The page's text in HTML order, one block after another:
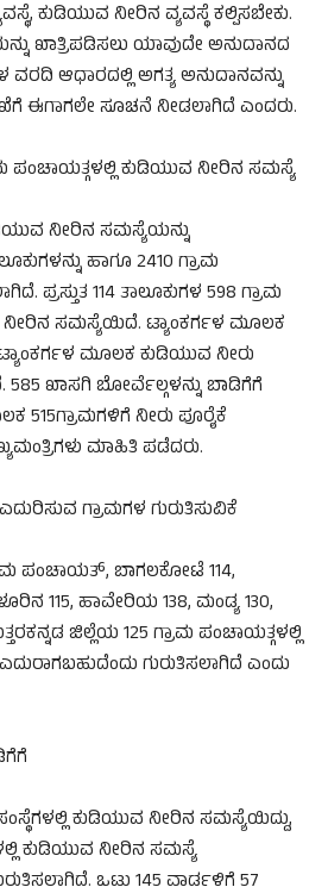
ಕುಡಿಯುವ ನೀರಿನ ವ್ಯವಸ್ಥೆ ಕಲ್ಪಿಸಬೇಕು.
ಖಾತ್ರಿಪಡಿಸಲು ಯಾವುದೇ ಅನುದಾನದ
ವರದಿ ಆಧಾರದಲ್ಲಿ ಅಗತ್ಯ ಅನುದಾನವನ್ನು
ಈಗಾಗಲೇ ಸೂಚನೆ ನೀಡಲಾಗಿದೆ ಎಂದರು.
ಪಂಚಾಯತ್ಗಳಲ್ಲಿ ಕುಡಿಯುವ ನೀರಿನ ಸಮಸ್ಯೆ
ನೀರಿನ ಸಮಸ್ಯೆಯನ್ನು
ಹಾಗೂ 2410 ಗ್ರಾಮ
ಪ್ರಸ್ತುತ 114 ತಾಲೂಕುಗಳ 598 ಗ್ರಾಮ
ನೀರಿನ ಸಮಸ್ಯೆಯಿದೆ. ಟ್ಯಾಂಕರ್ಗಳ ಮೂಲಕ
ಟ್ಯಾಂಕರ್ಗಳ ಮೂಲಕ ಕುಡಿಯುವ ನೀರು
585 ಖಾಸಗಿ ಬೋರ್ವೆಲ್ಗಳನ್ನು ಬಾಡಿಗೆಗೆ
515ಗ್ರಾಮಗಳಿಗೆ ನೀರು ಪೂರೈಕೆ
ಮಾಹಿತಿ ಪಡೆದರು.
ಗ್ರಾಮಗಳ ಗುರುತಿಸುವಿಕೆ
ಪಂಚಾಯತ್, ಬಾಗಲಕೋಟೆ 114,
115, ಹಾವೇರಿಯ 138, ಮಂಡ್ಯ 130,
ಜಿಲ್ಲೆಯ 125 ಗ್ರಾಮ ಪಂಚಾಯತ್ಗಳಲ್ಲಿ
ಗುರುತಿಸಲಾಗಿದೆ ಎಂದು
ಕುಡಿಯುವ ನೀರಿನ ಸಮಸ್ಯೆಯಿದ್ದು,
ಕುಡಿಯುವ ನೀರಿನ ಸಮಸ್ಯೆ